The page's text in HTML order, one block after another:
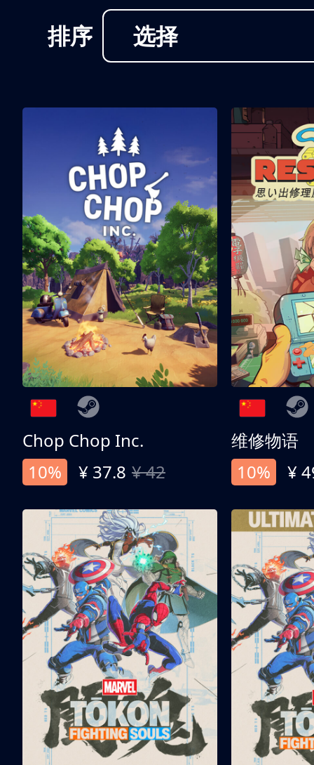
排序 选择
Chop Chop Inc.
10%
¥ 37.8 ¥ 42
维修物语
10%
¥